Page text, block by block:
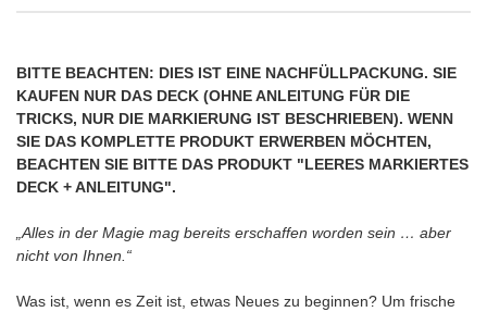
BITTE BEACHTEN: DIES IST EINE NACHFÜLLPACKUNG. SIE
KAUFEN NUR DAS DECK (OHNE ANLEITUNG FÜR DIE
TRICKS, NUR DIE MARKIERUNG IST BESCHRIEBEN). WENN
SIE DAS KOMPLETTE PRODUKT ERWERBEN MÖCHTEN,
BEACHTEN SIE BITTE DAS PRODUKT "LEERES MARKIERTES
DECK + ANLEITUNG".
„Alles in der Magie mag bereits erschaffen worden sein … aber
nicht von Ihnen.“
Was ist, wenn es Zeit ist, etwas Neues zu beginnen? Um frische